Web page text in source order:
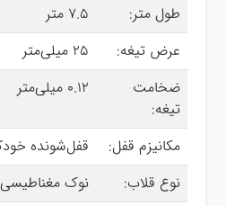
انواع
باتری ها
پمپ
تجهیزات
کمپ
طول متر:
7.5 متر
عرض تیغه:
25 میلی‌متر
ضخامت
تیغه:
0.12 میلی‌متر
مکانیزم قفل:
قفل‌شونده
نوع قلاب:
نوک مغناطیسی